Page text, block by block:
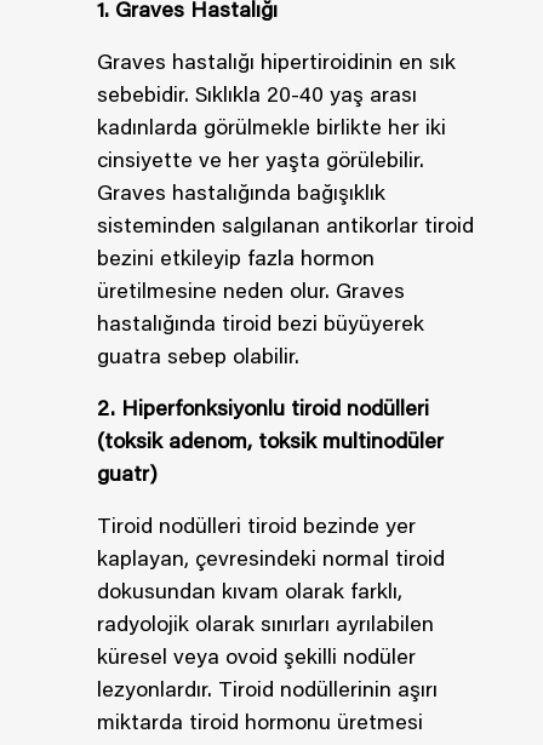
1. Graves Hastalığı
Graves hastalığı hipertiroidinin en sık
sebebidir. Sıklıkla 20-40 yaş arası
kadınlarda görülmekle birlikte her iki
cinsiyette ve her yaşta görülebilir.
Graves hastalığında bağışıklık
sisteminden salgılanan antikorlar tiroid
bezini etkileyip fazla hormon
üretilmesine neden olur. Graves
hastalığında tiroid bezi büyüyerek
guatra sebep olabilir.
2. Hiperfonksiyonlu tiroid nodülleri
(toksik adenom, toksik multinodüler
guatr)
Tiroid nodülleri tiroid bezinde yer
kaplayan, çevresindeki normal tiroid
dokusundan kıvam olarak farklı,
radyolojik olarak sınırları ayrılabilen
küresel veya ovoid şekilli nodüler
lezyonlardır. Tiroid nodüllerinin aşırı
miktarda tiroid hormonu üretmesi